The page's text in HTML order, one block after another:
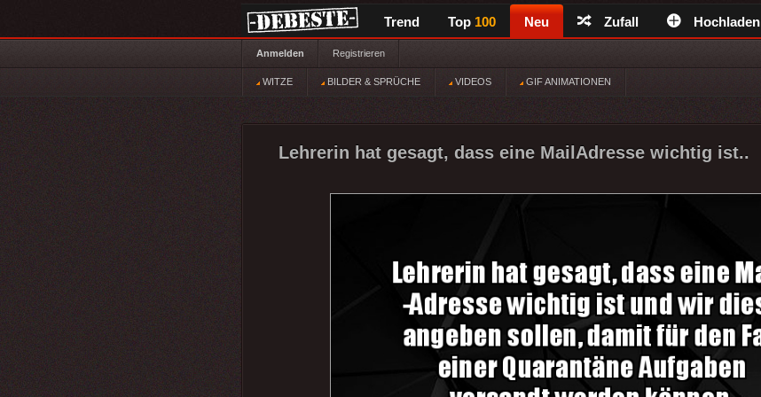
Trend Top 100 Neu Zufall Hochladen
Anmelden Registrieren
WITZE BILDER & SPRÜCHE VIDEOS GIF ANIMATIONEN
Lehrerin hat gesagt, dass eine MailAdresse wichtig ist..